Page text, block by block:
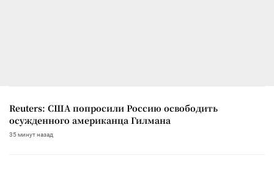
Reuters: США попросили Россию освободить
осужденного американца Гилмана
35 минут назад